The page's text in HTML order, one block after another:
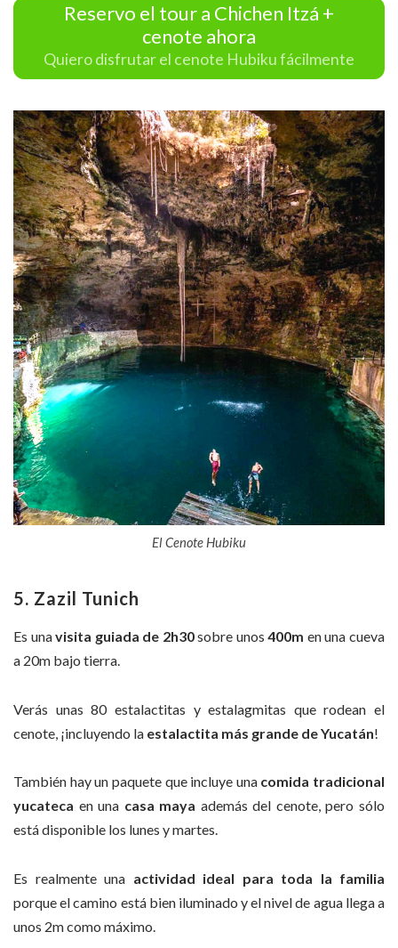
Reservo el tour a Chichen Itzá +
cenote ahora
Quiero disfrutar el cenote Hubiku fácilmente
El Cenote Hubiku
5. Zazil Tunich
Es unavisita guiada de 2h30sobre unos 400m en una cueva
a 20m bajo tierra.
Verás unas 80 estalactitas y estalagmitas que rodean el
cenote, ¡incluyendo la estalactita más grande de Yucatán!
También hay un paquete que incluye unacomida tradicional
yucateca en una casa maya además del cenote, pero sólo
está disponible los lunes y martes.
Es realmente una actividad ideal para toda la familia
porque el camino está bien iluminado y el nivel de agua llega a
unos 2m como máximo.